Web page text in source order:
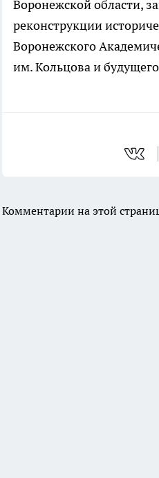
Воронежской области,
реконструкции
Воронежского
им. Кольцова и будущего
Комментарии на этой